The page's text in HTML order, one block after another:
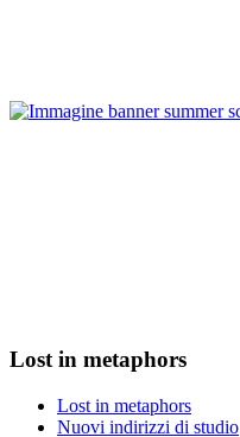
Lost in metaphors
Lost in metaphors
Nuovi indirizzi di studio